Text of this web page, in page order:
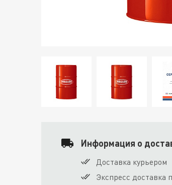
Информация о
Доставка курьером
Экспресс доставка